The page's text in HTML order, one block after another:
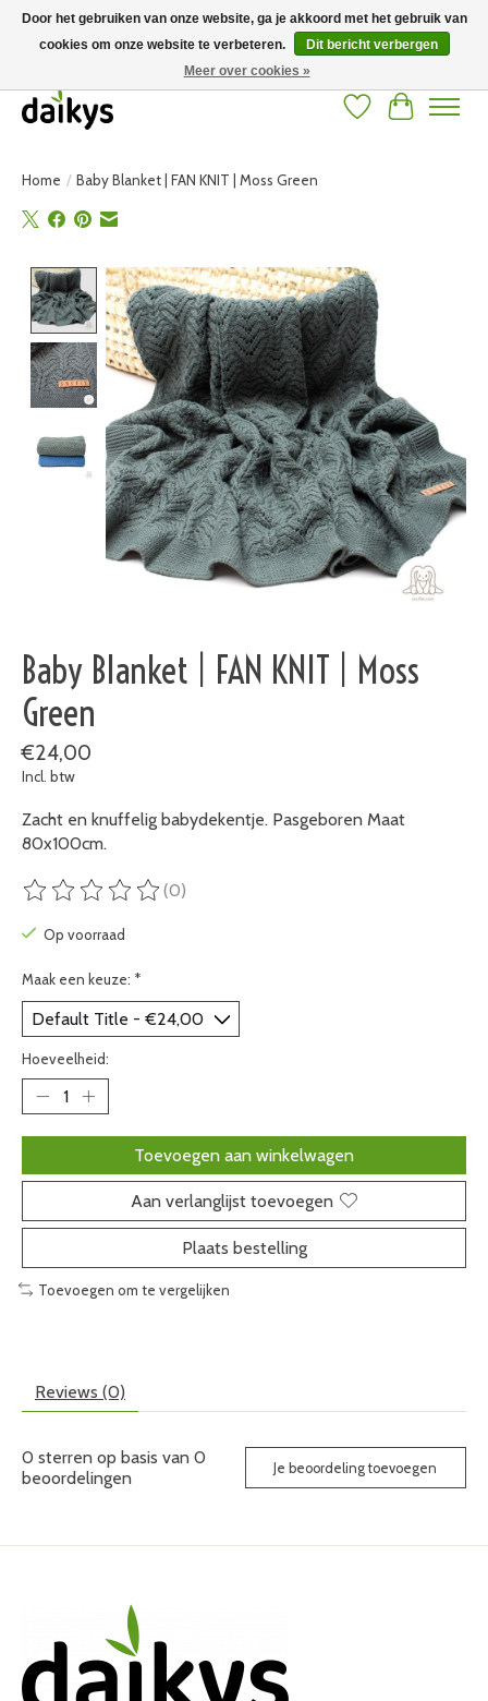
Grote keuze aan producten en snelle verzending! Gratis verzending vanaf 50
Verlanglijst
Home / Baby Blanket | FAN KNIT | Moss Green
Product image slideshow Items
Baby Blanket | FAN KNIT | Moss
Green
€24,00
Incl. btw
Zacht en knuffelig babydekentje. Pasgeboren Maat
80x100cm.
De beoordeling van dit product is
(0)
Op voorraad
Maak een keuze: *
Hoeveelheid:
Toevoegen aan winkelwagen
Aan verlanglijst toevoegen
Plaats bestelling
Toevoegen om te vergelijken
Reviews (0)
0 sterren op basis van 0
beoordelingen
Je beoordeling toevoegen
Door het gebruiken van onze website, ga je akkoord met het gebruik van
cookies om onze website te verbeteren.
Dit bericht verbergen
Meer over cookies »